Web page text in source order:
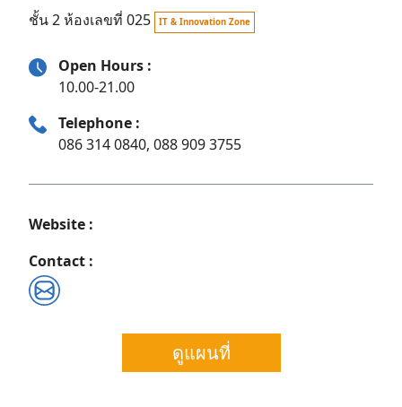
ชั้น 2 ห้องเลขที่ 025 IT & Innovation Zone
Open Hours :
10.00-21.00
Telephone :
086 314 0840, 088 909 3755
Website :
Contact :
ดูแผนที่